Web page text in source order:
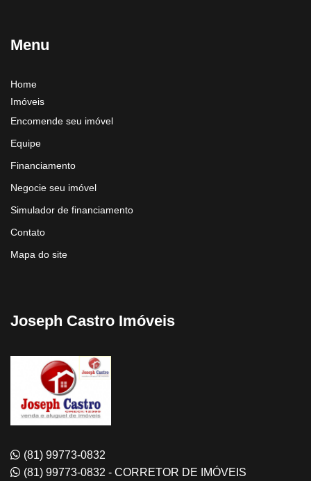
Menu
Home
Imóveis
Encomende seu imóvel
Equipe
Financiamento
Negocie seu imóvel
Simulador de financiamento
Contato
Mapa do site
Joseph Castro Imóveis
(81) 99773-0832
(81) 99773-0832 - CORRETOR DE IMÓVEIS